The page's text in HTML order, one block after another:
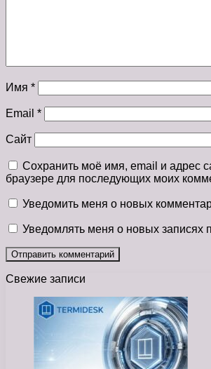
Имя *
Email *
Сайт
Сохранить моё имя, email и адрес
браузере для последующих моих
Уведомить меня о новых
Уведомлять меня о новых записях
Свежие записи